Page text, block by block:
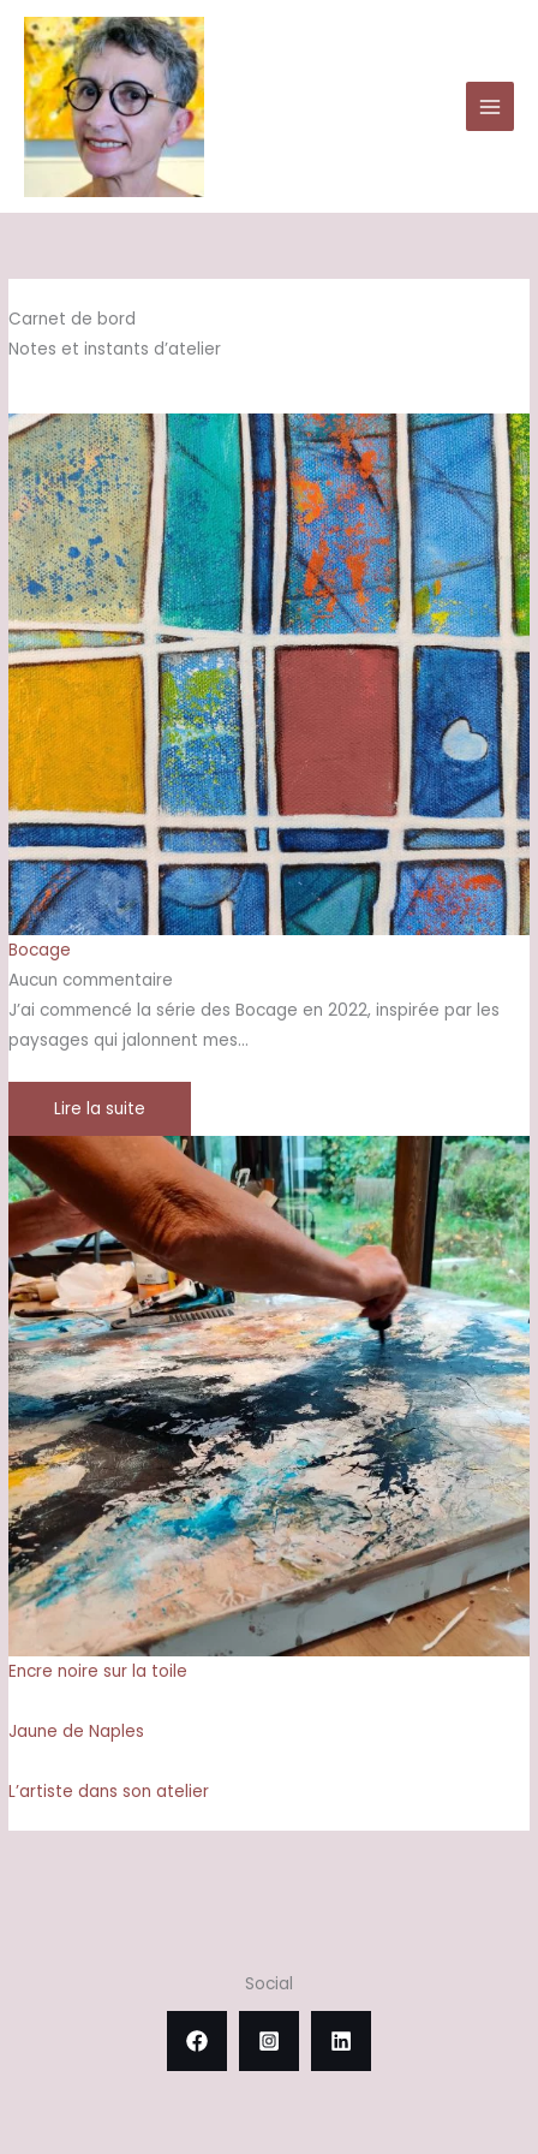
Aller
contenu
Carnet de bord
Notes et instants d’atelier
Bocage
Aucun commentaire
J’ai commencé la série des Bocage en 2022, inspirée par les
paysages qui jalonnent mes…
Lire la suite
Encre noire sur la toile
Jaune de Naples
L’artiste dans son atelier
Social